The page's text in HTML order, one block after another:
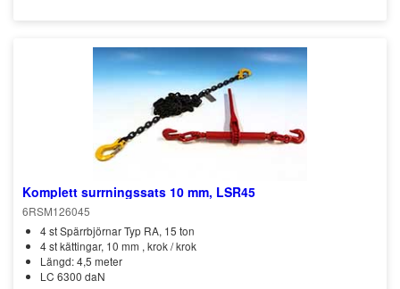
Komplett surrningssats 10 mm, LSR45
6RSM126045
4 st Spärrbjörnar Typ RA, 15 ton
4 st kättingar, 10 mm , krok / krok
Längd: 4,5 meter
LC 6300 daN